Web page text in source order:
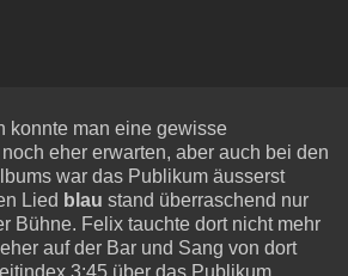
konnte man eine gewisse
eher erwarten, aber auch bei den
war das Publikum äusserst
Lied blau stand überraschend nur
Bühne. Felix tauchte dort nicht mehr
auf der Bar und Sang von dort
3:45 über das Publikum